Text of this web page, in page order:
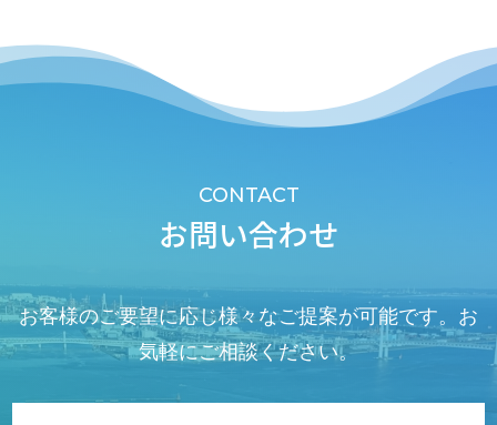
CONTACT
お問い合わせ
お客様のご要望に応じ様々なご提案が可能です。お
気軽にご相談ください。